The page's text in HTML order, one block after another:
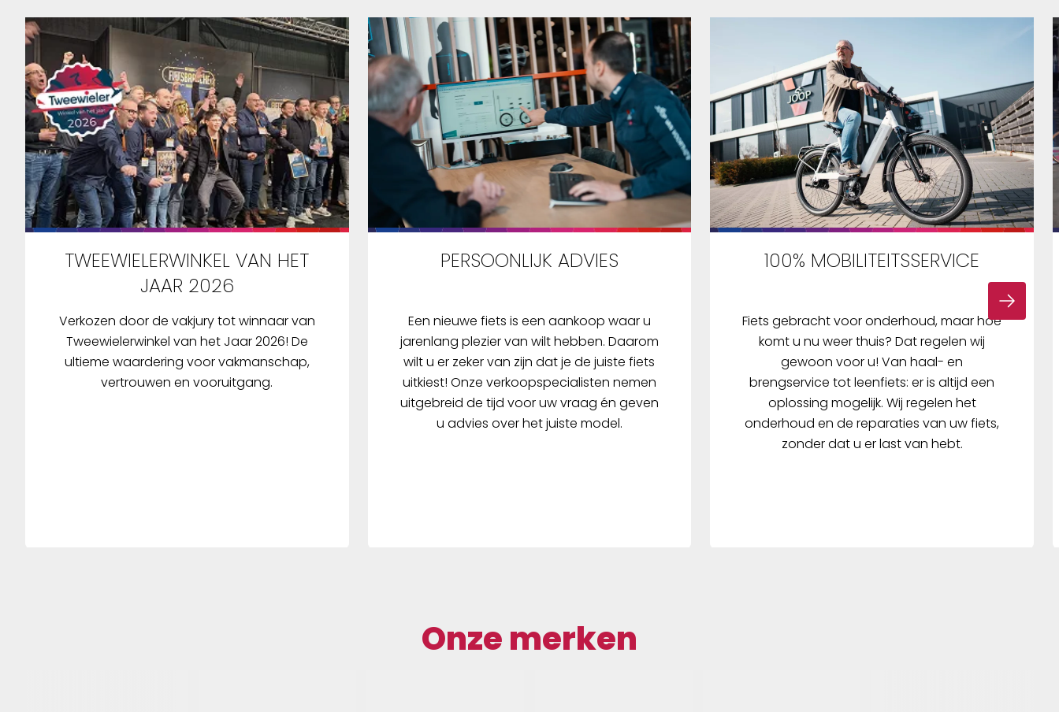
TWEEWIELERWINKEL VAN HET
JAAR 2026
Verkozen door de vakjury tot winnaar van
Tweewielerwinkel van het Jaar 2026! De
ultieme waardering voor vakmanschap,
vertrouwen en vooruitgang.
PERSOONLIJK ADVIES
Een nieuwe fiets is een aankoop waar u
jarenlang plezier van wilt hebben. Daarom
wilt u er zeker van zijn dat je de juiste fiets
uitkiest! Onze verkoopspecialisten nemen
uitgebreid de tijd voor uw vraag én geven
u advies over het juiste model.
100% MOBILITEITSSERVICE
Fiets gebracht voor onderhoud, maar hoe
komt u nu weer thuis? Dat regelen wij
gewoon voor u! Van haal- en
brengservice tot leenfiets: er is altijd een
oplossing mogelijk. Wij regelen het
onderhoud en de reparaties van uw fiets,
zonder dat u er last van hebt.
Onze merken